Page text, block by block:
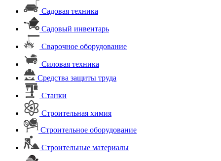
Садовая техника
Садовый инвентарь
Сварочное оборудование
Силовая техника
Средства защиты труда
Станки
Строительная химия
Строительное оборудование
Строительные материалы